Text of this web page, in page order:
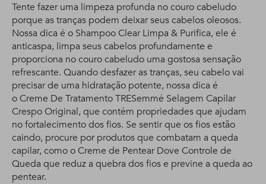
Tente fazer uma limpeza profunda no couro cabeludo
porque as tranças podem deixar seus cabelos oleosos.
Nossa dica é o Shampoo Clear Limpa & Purifica, ele é
anticaspa, limpa seus cabelos profundamente e
proporciona no couro cabeludo uma gostosa sensação
refrescante. Quando desfazer as tranças, seu cabelo vai
precisar de uma hidratação potente, nossa dica é
o Creme De Tratamento TRESemmé Selagem Capilar
Crespo Original, que contém propriedades que ajudam
no fortalecimento dos fios. Se sentir que os fios estão
caindo, procure por produtos que combatam a queda
capilar, como o Creme de Pentear Dove Controle de
Queda que reduz a quebra dos fios e previne a queda ao
pentear.